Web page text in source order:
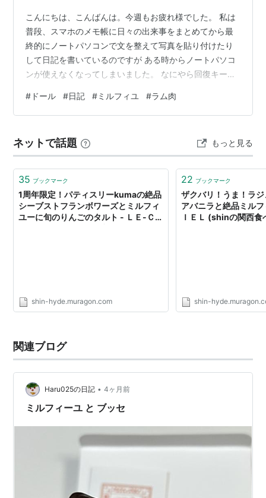
こんにちは、こんばんは。今週もお疲れ様でした。 私は
普段、スマホのメモ帳に日々の出来事をまとめてから最
終的にノートパソコンで文を整えて写真を貼り付けたり
して日記を書いているのですが ある時からノートパソコ
ンが使えなくなってしまいました。 なにやら回復キーを
ってみたものの回復キーがわからない...うーんさっぱり
です。これはパソコンクリニックに行かねば...。初期化
データが消えても大丈夫だけど 今気軽にサッと動画を見
たりできないのがちょーっと不便です。 おっと長くなり
ました、さて！今日は4、8、9ば…
# ドール #日記 #ミルフィユ #ラム肉
ネットで話題 もっと見る
35 ブックマーク
1周年限定！パティスリーkumaの絶品
シーブストフランボワーズとミルフィ
ユーに旬のりんごのタルト - ＬＥ-ＣＩ
shin-hyde.muragon.com
22 ブックマーク
ザクバリ！うま！ラ
アバニラと絶品ミル
ＩＥＬ (shinの関西食
shin-
関連ブログ
Haru025の日記 • 4ヶ月前
ミルフィーユ と ブッセ